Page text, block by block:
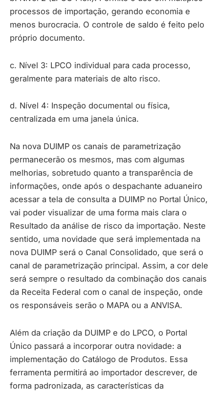
processos de importação, gerando economia e
menos burocracia. O controle de saldo é feito pelo
próprio documento.
c. Nível 3: LPCO individual para cada processo,
geralmente para materiais de alto risco.
d. Nível 4: Inspeção documental ou física,
centralizada em uma janela única.
Na nova DUIMP os canais de parametrização
permanecerão os mesmos, mas com algumas
melhorias, sobretudo quanto a transparência de
informações, onde após o despachante aduaneiro
acessar a tela de consulta a DUIMP no Portal Único,
vai poder visualizar de uma forma mais clara o
Resultado da análise de risco da importação. Neste
sentido, uma novidade que será implementada na
nova DUIMP será o Canal Consolidado, que será o
canal de parametrização principal. Assim, a cor dele
será sempre o resultado da combinação dos canais
da Receita Federal com o canal de inspeção, onde
os responsáveis serão o MAPA ou a ANVISA.
Além da criação da DUIMP e do LPCO, o Portal
Único passará a incorporar outra novidade: a
implementação do Catálogo de Produtos. Essa
ferramenta permitirá ao importador descrever, de
forma padronizada, as características da